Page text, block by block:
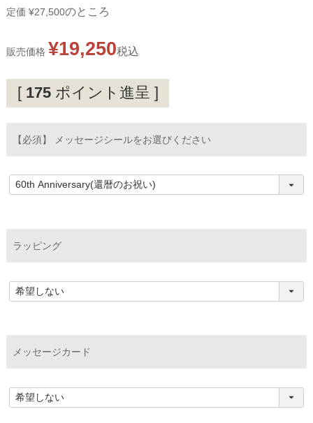
定価 ¥27,500のところ
販売価格 ¥19,250税込
[ 175 ポイント進呈 ]
【必須】 メッセージシールをお選びください
ラッピング
メッセージカード